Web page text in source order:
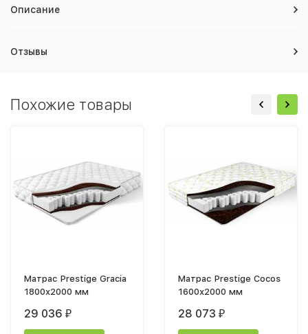
Описание
Отзывы
Похожие товары
Матрас Prestige Gracia
1800х2000 мм
29 036 ₽
Матрас Prestige Cocos
1600х2000 мм
28 073 ₽